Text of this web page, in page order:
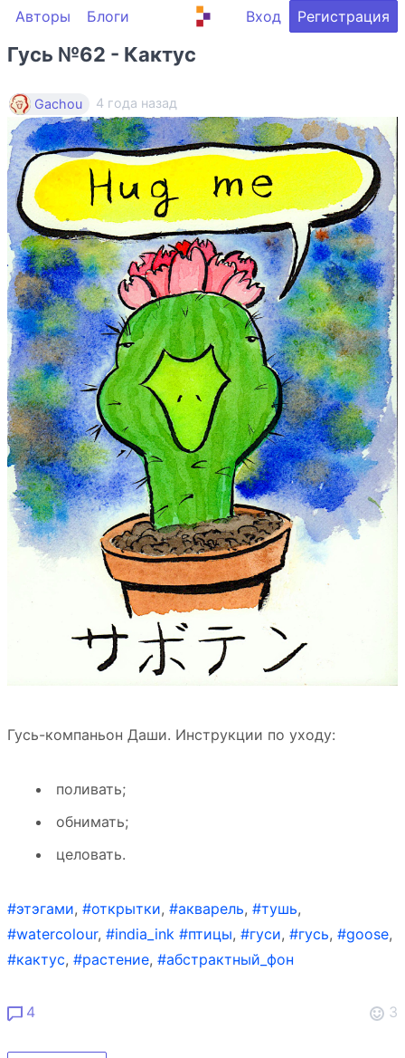
Авторы Блоги Вход Регистрация
Гусь №62 - Кактус
Gachou 4 года назад
Гусь-компаньон Даши. Инструкции по уходу:
поливать;
обнимать;
целовать.
#этэгами, #открытки, #акварель, #тушь,
#watercolour, #india_ink #птицы, #гуси, #гусь, #goose,
#кактус, #растение, #абстрактный_фон
4 3